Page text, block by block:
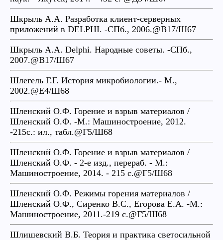
Шкрыль А.А. Разработка клиент-серверных
приложений в DELPHI. -СПб., 2006.@В17/Ш67
Шкрыль А.А. Delphi. Народные советы. -СПб.,
2007.@В17/Ш67
Шлегель Г.Г. История микробиологии.- М.,
2002.@Е4/Ш68
Шленский О.Ф. Горение и взрыв материалов /
Шленский О.Ф. -М.: Машиностроение, 2012.
-215с.: ил., табл.@Г5/Ш68
Шленский О.Ф. Горение и взрыв материалов /
Шленский О.Ф. - 2-е изд., перераб. - М.:
Машиностроение, 2014. - 215 с.@Г5/Ш68
Шленский О.Ф. Режимы горения материалов /
Шленский О.Ф., Сиренко В.С., Егорова Е.А. -М.:
Машиностроение, 2011.-219 с.@Г5/Ш68
Шлишевский В.Б. Теория и практика светосильной